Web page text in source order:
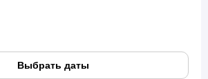
Выбрать даты